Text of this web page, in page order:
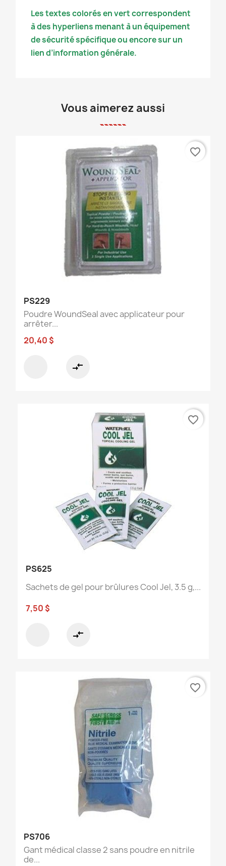
Les textes colorés en vert correspondent
à des hyperliens menant à un équipement
de sécurité spécifique ou encore sur un
lien d’information générale.
Vous aimerez aussi
PS229
Poudre WoundSeal avec applicateur pour
arrêter...
20,40 $
compare_arrows
favorite_border
PS625
Sachets de gel pour brûlures Cool Jel, 3.5 g,...
7,50 $
compare_arrows
favorite_border
PS706
Gant médical classe 2 sans poudre en nitrile
de...
favorite_border